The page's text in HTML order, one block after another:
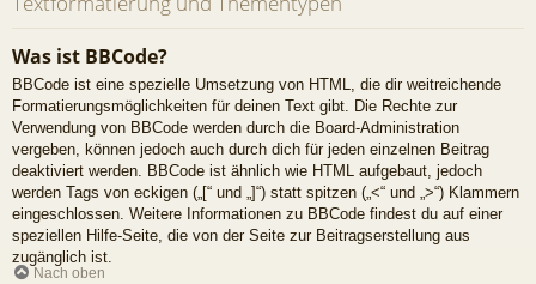
Was ist BBCode?
BBCode ist eine spezielle Umsetzung von HTML, die dir weitreichende
Formatierungsmöglichkeiten für deinen Text gibt. Die Rechte zur
Verwendung von BBCode werden durch die Board-Administration
vergeben, können jedoch auch durch dich für jeden einzelnen Beitrag
deaktiviert werden. BBCode ist ähnlich wie HTML aufgebaut, jedoch
werden Tags von eckigen („[“ und „]“) statt spitzen („<“ und „>“) Klammern
eingeschlossen. Weitere Informationen zu BBCode findest du auf einer
speziellen Hilfe-Seite, die von der Seite zur Beitragserstellung aus
zugänglich ist.
Nach oben